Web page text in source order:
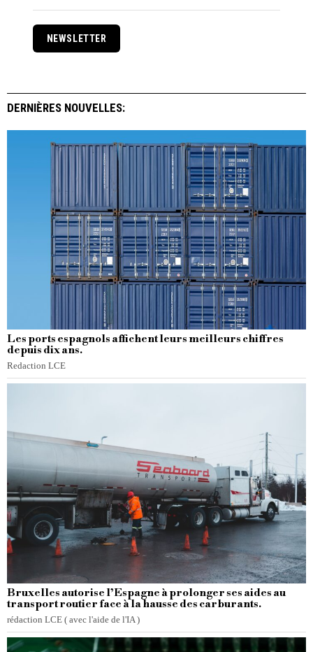
NEWSLETTER
DERNIÈRES NOUVELLES:
Les ports espagnols affichent leurs meilleurs chiffres
depuis dix ans.
Redaction LCE
Bruxelles autorise l’Espagne à prolonger ses aides au
transport routier face à la hausse des carburants.
rédaction LCE ( avec l'aide de l'IA )